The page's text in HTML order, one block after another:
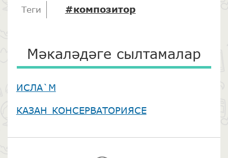
Теги #композитор
Мәкаләдәге сылтамалар
ИСЛА`М
КАЗАН КОНСЕРВАТОРИЯСЕ